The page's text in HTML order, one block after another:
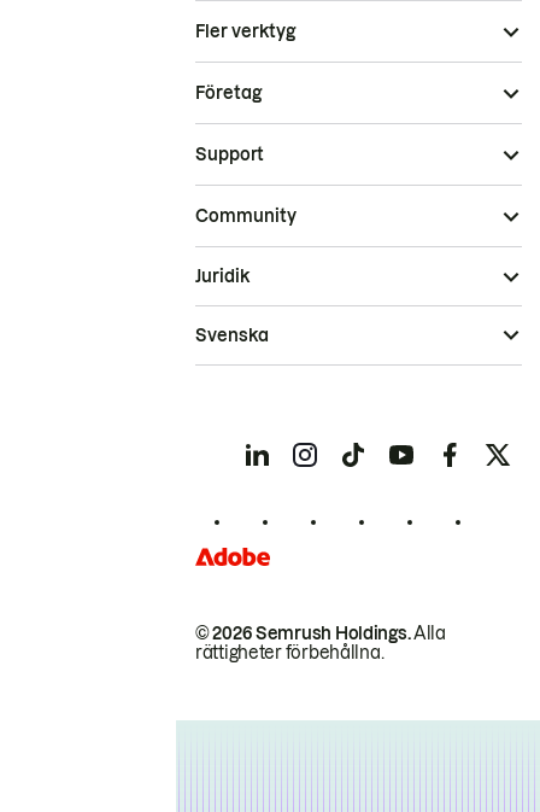
Fler verktyg
Företag
Support
Community
© 2026 Semrush Holdings.Alla
rättigheter förbehållna.
Juridik
Svenska